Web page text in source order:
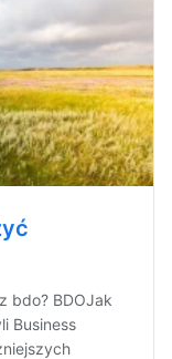
bdo? BDOJak
Business